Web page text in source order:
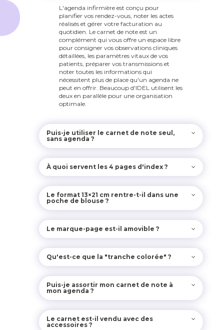
L'agenda infirmière est conçu pour
planifier vos rendez-vous, noter les actes
réalisés et gérer votre facturation au
quotidien. Le carnet de note est un
complément qui vous offre un espace libre
pour consigner vos observations cliniques
détaillées, les paramètres vitaux de vos
patients, préparer vos transmissions et
noter toutes les informations qui
nécessitent plus de place qu'un agenda ne
peut en offrir. Beaucoup d'IDEL utilisent les
deux en parallèle pour une organisation
optimale.
Puis-je utiliser le carnet de note seul,
sans agenda ?
À quoi servent les 4 pages d'index ?
Le format 13×21 cm rentre-t-il dans une
poche de blouse ?
Le marque-page est-il amovible ?
Qu'est-ce que la "tranche colorée" ?
Puis-je assortir mon carnet de note à
mon agenda ?
Le carnet est-il vendu avec des
accessoires ?